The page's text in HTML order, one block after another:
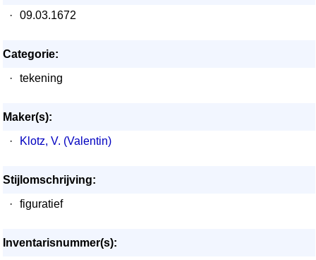
·
09.03.1672
Categorie:
·
tekening
Maker(s):
·
Klotz, V. (Valentin)
Stijlomschrijving:
·
figuratief
Inventarisnummer(s):